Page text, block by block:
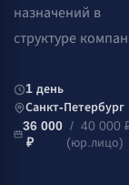
назначений в
структуре
1 день
Санкт-Петербург
36 000
₽
/ 40 000
(юр.лицо)